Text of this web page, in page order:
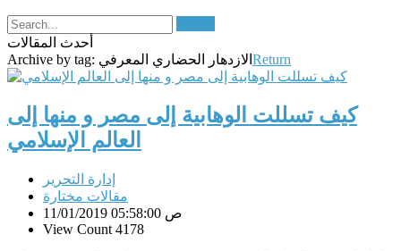
أحدث المقالات
Archive by tag: الازدهار الحضاري المعرفي Return
كيف تسللت الوهابية إلى مصر و منها إلى
العالم الإسلامي
إدارة التحرير
مقالات مختارة
11/01/2019 05:58:00 ص
View Count 4178